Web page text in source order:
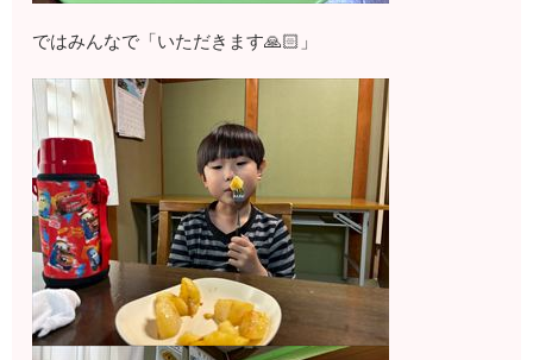
ではみんなで「いただきます🙏🏻」